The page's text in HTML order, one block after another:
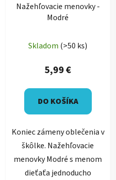
Nažehľovacie menovky -
Modré
Skladom (>50 ks)
5,99 €
DO KOŠÍKA
Koniec zámeny oblečenia v
škôlke. Nažehľovacie
menovky Modré s menom
dieťaťa jednoducho